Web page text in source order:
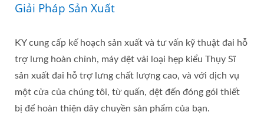
Giải Pháp Sản Xuất
KY cung cấp kế hoạch sản xuất và tư vấn kỹ thuật đai hỗ
trợ lưng hoàn chỉnh, máy dệt vải loại hẹp kiểu Thụy Sĩ
sản xuất đai hỗ trợ lưng chất lượng cao, và với dịch vụ
một cửa của chúng tôi, từ quấn, dệt đến đóng gói thiết
bị để hoàn thiện dây chuyền sản phẩm của bạn.